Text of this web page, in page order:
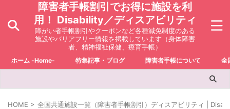
障害者手帳割引でお得に施設を利
用！ Disability／ディスアビリティ
障がい者手帳割引やクーポンなど各種減免制度のある
施設やバリアフリー情報を掲載しています（身体障害
者、精神福祉保健、療育手帳）
ホーム -Home- 特集記事・ブログ 障害者手帳について 全
HOME > 全国共通施設一覧（障害者手帳割引）ディスアビリティ |